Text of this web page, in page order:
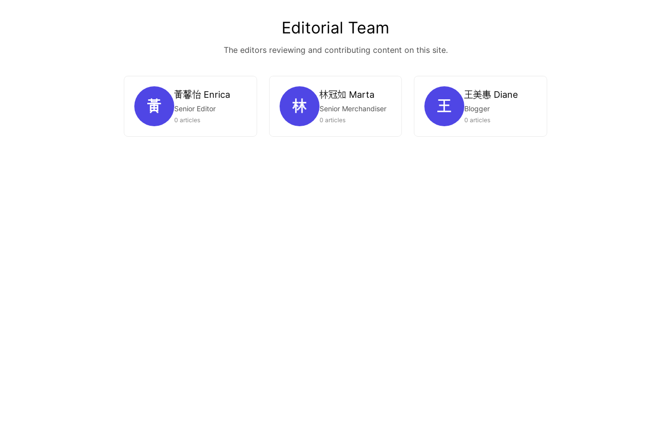
Editorial Team
The editors reviewing and contributing content on this site.
黃
黃馨怡 Enrica
Senior Editor
0 articles
林
林冠如 Marta
Senior Merchandiser
0 articles
王
王美惠 Diane
Blogger
0 articles